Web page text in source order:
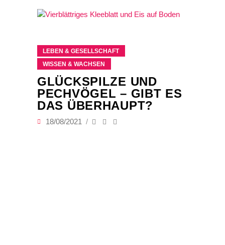
LEBEN & GESELLSCHAFT
WISSEN & WACHSEN
GLÜCKSPILZE UND
PECHVÖGEL – GIBT ES
DAS ÜBERHAUPT?
18/08/2021